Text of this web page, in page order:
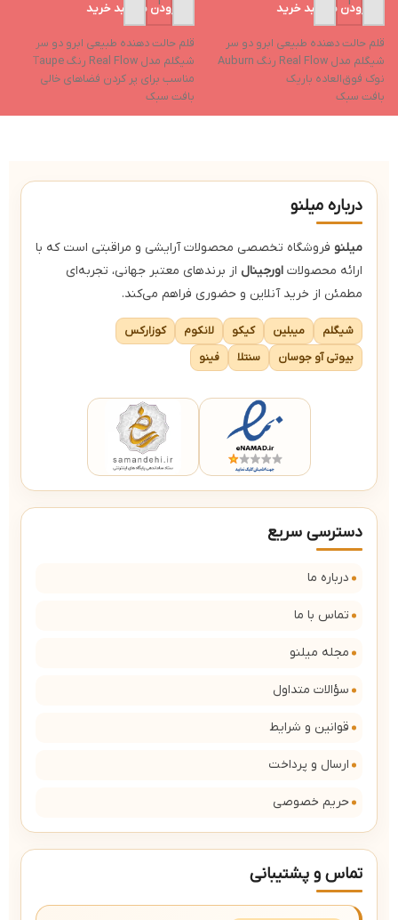
افزودن به سبد خرید
قلم حالت دهنده طبیعی ابرو دو سر
شیگلم مدل Real Flow رنگ Auburn
نوک فوق‌العاده باریک
بافت سبک
ماندگاری بالا حتی در شرایط تعریق یا
افزودن به سبد خرید
قلم حالت دهنده طبیعی ابرو دو سر
شیگلم مدل Real Flow رنگ Taupe
مناسب برای پر کردن فضاهای خالی
بافت سبک
ماندگاری بالا و مقاوم
درباره میلنو
میلنو فروشگاه تخصصی محصولات آرایشی و مراقبتی است که با
ارائه محصولات اورجینال از برندهای معتبر جهانی، تجربه‌ای
مطمئن از خرید آنلاین و حضوری فراهم می‌کند.
شیگلم میبلین کیکو لانکوم
کوزارکس
بیوتی آو جوسان
سنتلا فینو
دسترسی سریع
درباره ما
تماس با ما
مجله میلنو
سؤالات متداول
قوانین و شرایط
ارسال و پرداخت
حریم خصوصی
تماس و پشتیبانی